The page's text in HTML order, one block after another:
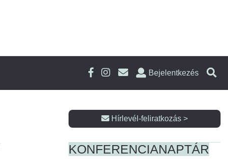
Bejelentkezés
Hírlevél-feliratkozás >
KONFERENCIANAPTÁR